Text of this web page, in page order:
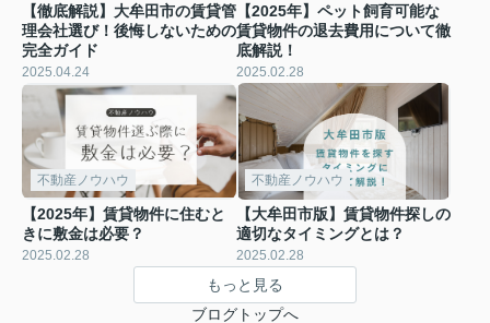
【徹底解説】大牟田市の賃貸管
理会社選び！後悔しないための
完全ガイド
2025.04.24
【2025年】ペット飼育可能な
賃貸物件の退去費用について徹
底解説！
2025.02.28
不動産ノウハウ
【2025年】賃貸物件に住むと
きに敷金は必要？
2025.02.28
不動産ノウハウ
【大牟田市版】賃貸物件探しの
適切なタイミングとは？
2025.02.28
もっと見る
ブログトップへ